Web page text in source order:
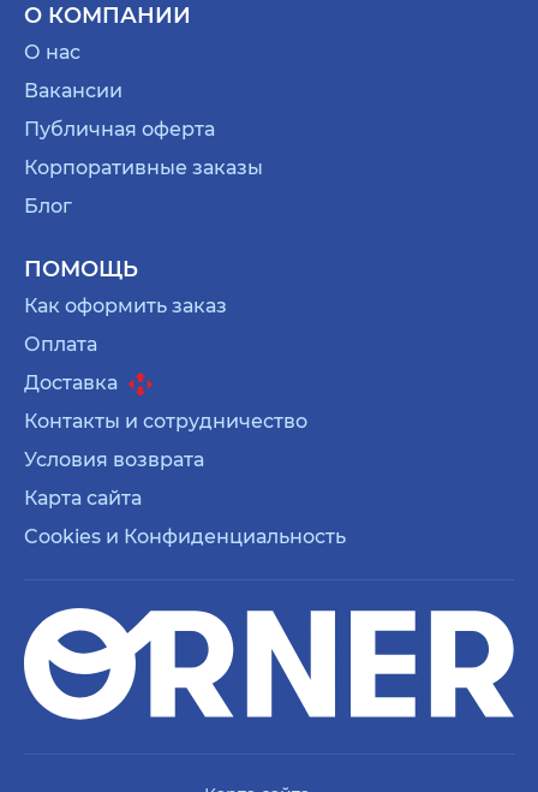
О КОМПАНИИ
О нас
Вакансии
Публичная оферта
Корпоративные заказы
Блог
ПОМОЩЬ
Как оформить заказ
Оплата
Доставка
Контакты и сотрудничество
Условия возврата
Карта сайта
Cookies и Конфиденциальность